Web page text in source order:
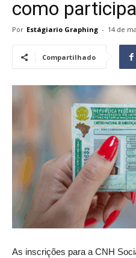
como
Por Estágiario Graphing - 14 de
Compartilhado
As inscrições para a CNH